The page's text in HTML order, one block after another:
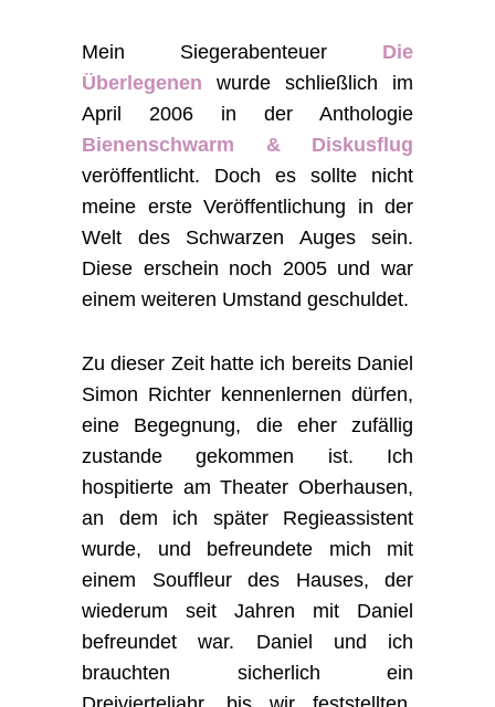
Mein Siegerabenteuer Die
Überlegenen wurde schließlich im
April 2006 in der Anthologie
Bienenschwarm & Diskusflug
veröffentlicht. Doch es sollte nicht
meine erste Veröffentlichung in der
Welt des Schwarzen Auges sein.
Diese erschein noch 2005 und war
einem weiteren Umstand geschuldet.
Zu dieser Zeit hatte ich bereits Daniel
Simon Richter kennenlernen dürfen,
eine Begegnung, die eher zufällig
zustande gekommen ist. Ich
hospitierte am Theater Oberhausen,
an dem ich später Regieassistent
wurde, und befreundete mich mit
einem Souffleur des Hauses, der
wiederum seit Jahren mit Daniel
befreundet war. Daniel und ich
brauchten sicherlich ein